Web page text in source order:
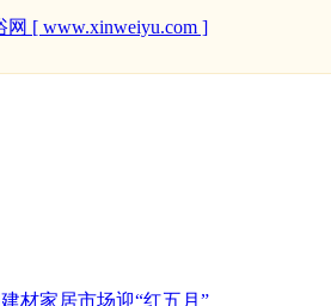
网 [ www.xinweiyu.com ]
材家居市场迎“红五月”